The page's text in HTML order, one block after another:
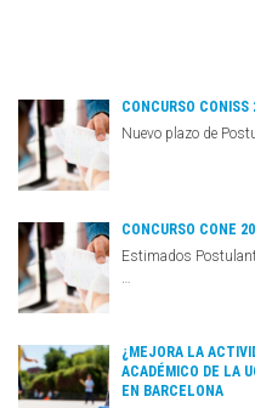
CONCURSO CONISS
Nuevo plazo de
CONCURSO CONE
Estimados
…
¿MEJORA LA
ACADÉMICO DE LA
EN BARCELONA